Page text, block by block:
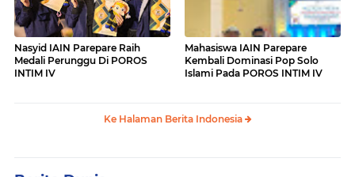
Nasyid IAIN Parepare Raih
Medali Perunggu Di POROS
INTIM IV
Mahasiswa IAIN Parepare
Kembali Dominasi Pop Solo
Islami Pada POROS INTIM IV
Ke Halaman Berita Indonesia